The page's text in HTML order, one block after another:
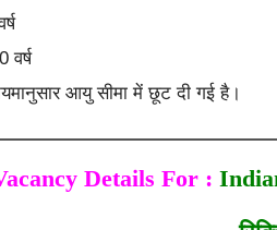
आयु सीमा में छूट दी गई है।
Details For :